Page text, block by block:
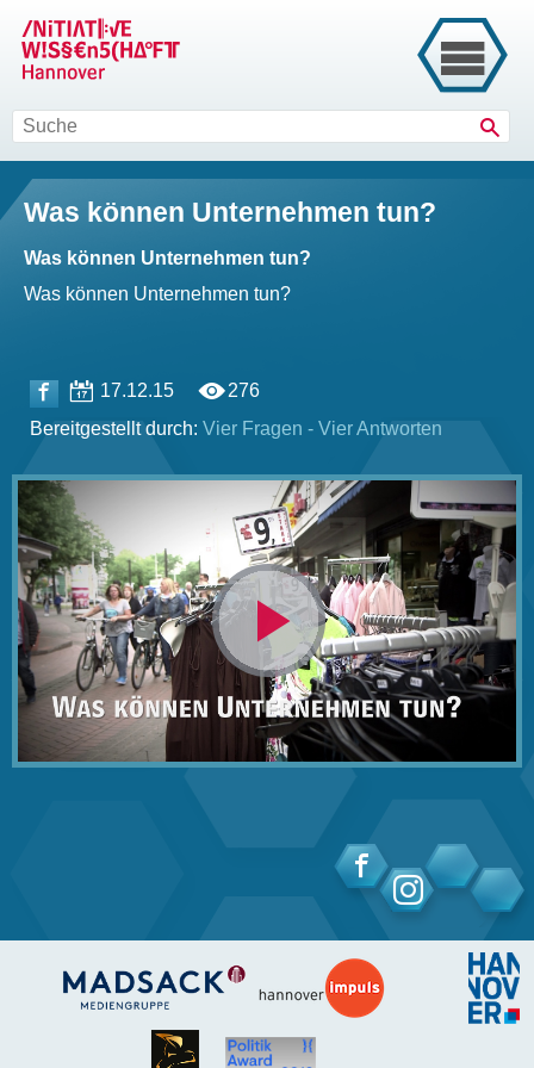
Was können Unternehmen tun?
Was können Unternehmen tun?
Was können Unternehmen tun?
17.12.15
276
Bereitgestellt durch: Vier Fragen - Vier Antworten
Video
abspielen